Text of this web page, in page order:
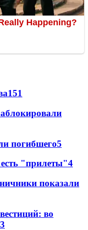
151
погибшего5
"прилеты"4
показали
во
3